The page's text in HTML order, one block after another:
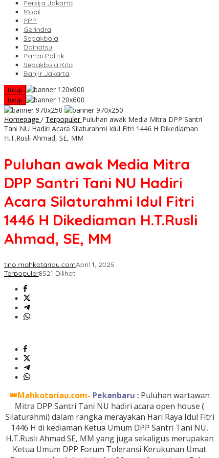
Persija Jakarta
Mobil
PPP
Gerindra
Sepakbola
Daihatsu
Partai Politik
Sepakbola Kita
Banjir Jakarta
tutup
tutup
Homepage / Terpopuler Puluhan awak Media Mitra DPP Santri
Tani NU Hadiri Acara Silaturahmi Idul Fitri 1446 H Dikediaman
H.T.Rusli Ahmad, SE, MM
Puluhan awak Media Mitra
DPP Santri Tani NU Hadiri
Acara Silaturahmi Idul Fitri
1446 H Dikediaman H.T.Rusli
Ahmad, SE, MM
tino mahkotariau.comApril 1, 2025
Terpopuler8521 Dilihat
👑Mahkotariau.com- Pekanbaru :Puluhan wartawan
Mitra DPP Santri Tani NU hadiri acara open house (
Silaturahmi) dalam rangka merayakan Hari Raya Idul Fitri
1446 H di kediaman Ketua Umum DPP Santri Tani NU,
H.T.Rusli Ahmad SE, MM yang juga sekaligus merupakan
Ketua Umum DPP Forum Toleransi Kerukunan Umat